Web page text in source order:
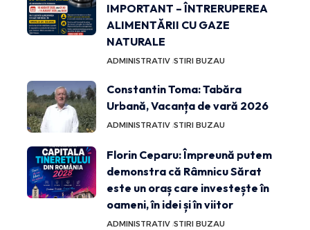
IMPORTANT – ÎNTRERUPEREA
ALIMENTĂRII CU GAZE
NATURALE
ADMINISTRATIV STIRI BUZAU
Constantin Toma: Tabăra
Urbană, Vacanța de vară 2026
ADMINISTRATIV STIRI BUZAU
Florin Ceparu: Împreună putem
demonstra că Râmnicu Sărat
este un oraș care investește în
oameni, în idei și în viitor
ADMINISTRATIV STIRI BUZAU